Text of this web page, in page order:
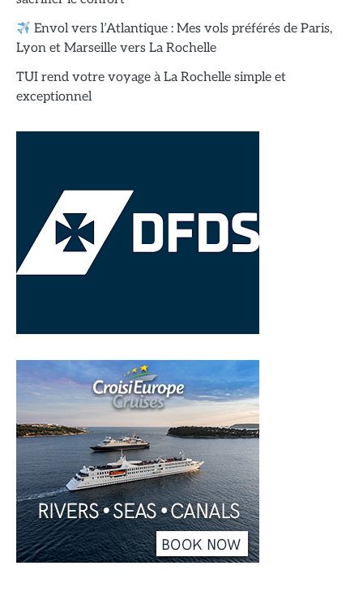
Envol vers l’Atlantique : Mes vols préférés de Paris,
Lyon et Marseille vers La Rochelle
TUI rend votre voyage à La Rochelle simple et
exceptionnel